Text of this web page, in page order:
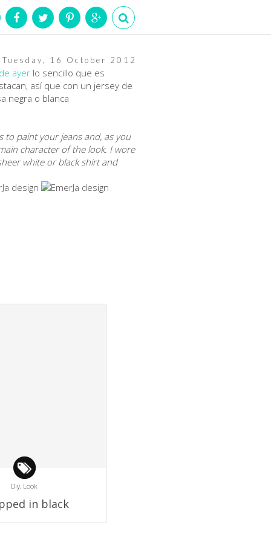
Tuesday, 16 October 2012
ayer lo sencillo que es
así que con un jersey de
negra o blanca
to paint your jeans and, as you
character of the look. I wore
white or black shirt and
Diy, Look
in black